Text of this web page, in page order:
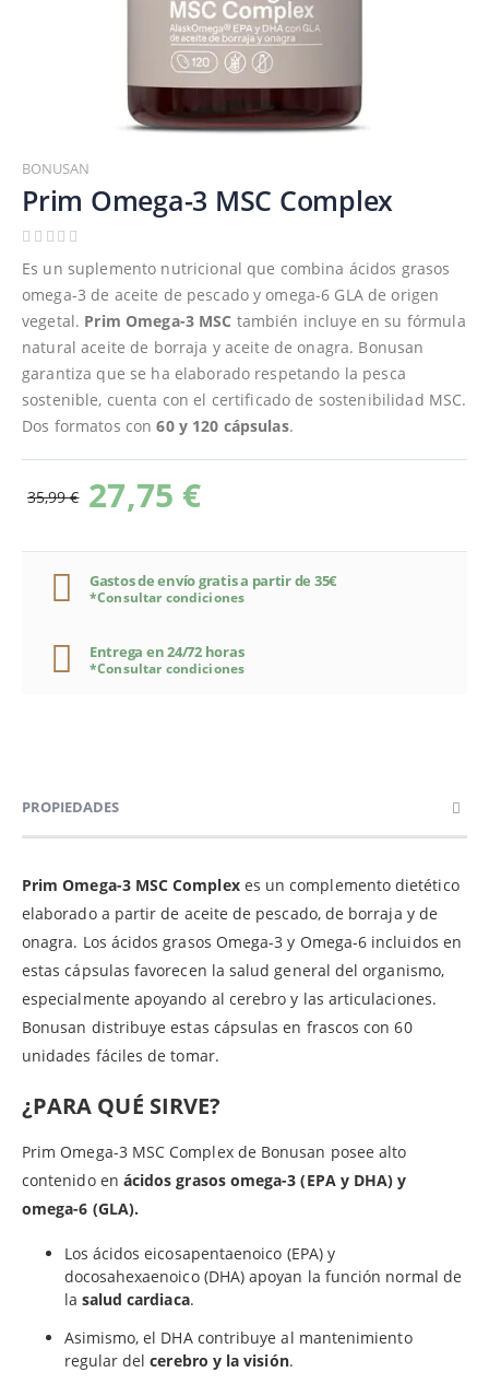
al
comienzo
de
la
galería
imágenes
BONUSAN
Prim Omega-3 MSC Complex
Es un suplemento nutricional que combina ácidos grasos
omega-3 de aceite de pescado y omega-6 GLA de origen
vegetal. Prim Omega-3 MSC también incluye en su fórmula
natural aceite de borraja y aceite de onagra. Bonusan
garantiza que se ha elaborado respetando la pesca
sostenible, cuenta con el certificado de sostenibilidad MSC.
Dos formatos con60 y 120 cápsulas.
27,75 €
35,99 €
Gastos de envío gratis a partir de 35€
*Consultar condiciones
Entrega en 24/72 horas
*Consultar condiciones
PROPIEDADES
Prim Omega-3 MSC Complex es un complemento dietético
elaborado a partir de aceite de pescado, de borraja y de
onagra. Los ácidos grasos Omega-3 y Omega-6 incluidos en
estas cápsulas favorecen la salud general del organismo,
especialmente apoyando al cerebro y las articulaciones.
Bonusan distribuye estas cápsulas en frascos con 60
unidades fáciles de tomar.
¿PARA QUÉ SIRVE?
Prim Omega-3 MSC Complex de Bonusan posee alto
contenido en ácidos grasos omega-3 (EPA y DHA) y
omega-6 (GLA).
Los ácidos eicosapentaenoico (EPA) y
docosahexaenoico (DHA) apoyan la función normal de
la salud cardiaca.
Asimismo, el DHA contribuye al mantenimiento
regular delcerebro y la visión.